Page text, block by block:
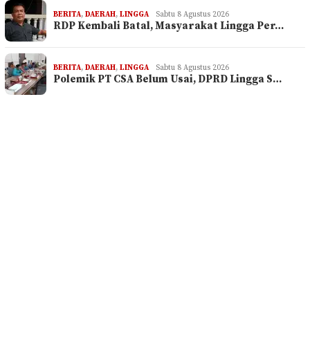
BERITA, DAERAH, LINGGA Sabtu 8 Agustus 2026
RDP Kembali Batal, Masyarakat Lingga Per…
BERITA, DAERAH, LINGGA Sabtu 8 Agustus 2026
Polemik PT CSA Belum Usai, DPRD Lingga S…